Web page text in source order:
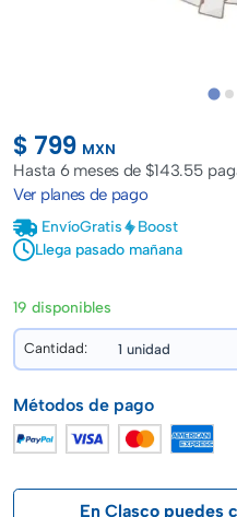
$ 799 MXN
Hasta 6 meses de $143.55
Ver planes de pago
EnvíoGratis
Boost
Llega pasado mañana
19 disponibles
Cantidad:
Métodos de pago
En Clasco puedes